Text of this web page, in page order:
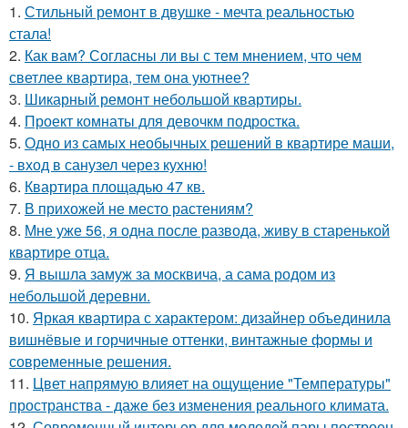
1. Стильный ремонт в двушке - мечта реальностью
стала!
2. Как вам? Согласны ли вы с тем мнением, что чем
светлее квартира, тем она уютнее?
3. Шикарный ремонт небольшой квартиры.
4. Проект комнаты для девочкм подростка.
5. Одно из самых необычных решений в квартире маши,
- вход в санузел через кухню!
6. Квартира площадью 47 кв.
7. В прихожей не место растениям?
8. Мне уже 56, я одна после развода, живу в старенькой
квартире отца.
9. Я вышла замуж за москвича, а сама родом из
небольшой деревни.
10. Яркая квартира с характером: дизайнер объединила
вишнёвые и горчичные оттенки, винтажные формы и
современные решения.
11. Цвет напрямую влияет на ощущение "Температуры"
пространства - даже без изменения реального климата.